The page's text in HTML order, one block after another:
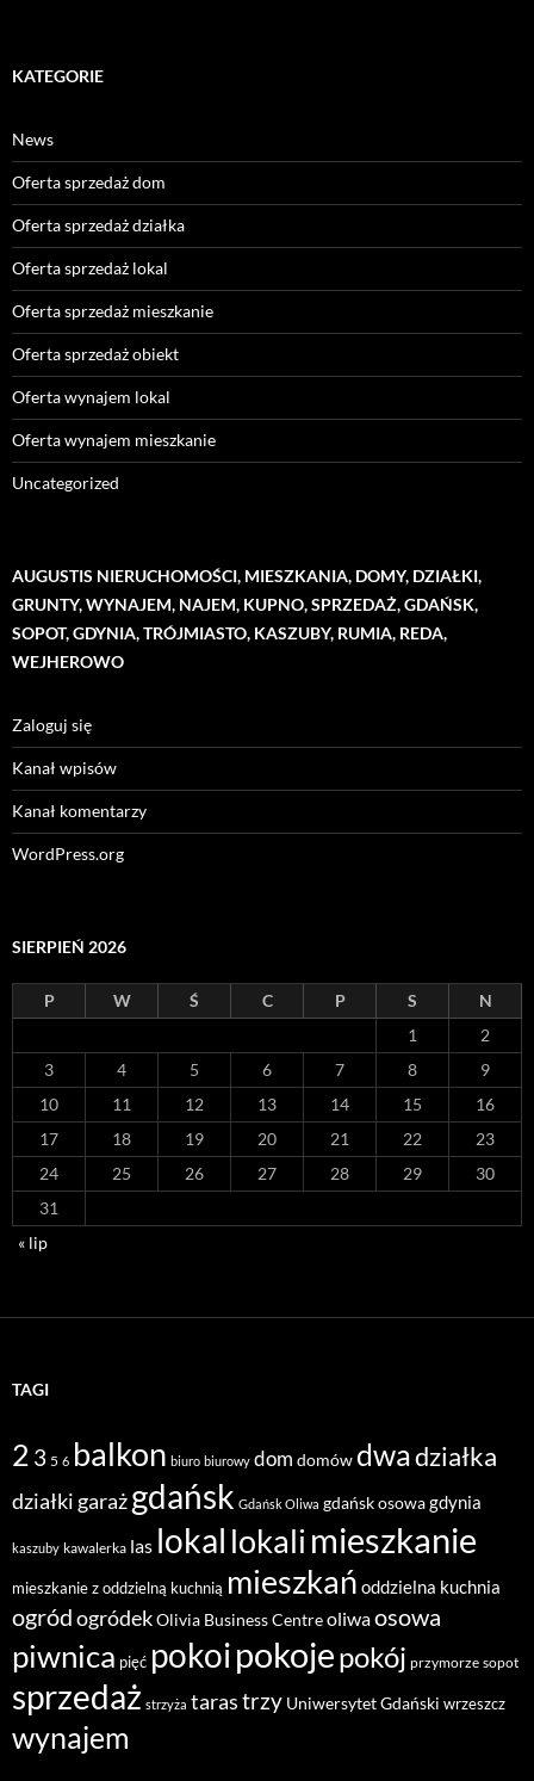
KATEGORIE
News
Oferta sprzedaż dom
Oferta sprzedaż działka
Oferta sprzedaż lokal
Oferta sprzedaż mieszkanie
Oferta sprzedaż obiekt
Oferta wynajem lokal
Oferta wynajem mieszkanie
Uncategorized
AUGUSTIS NIERUCHOMOŚCI, MIESZKANIA, DOMY, DZIAŁKI,
GRUNTY, WYNAJEM, NAJEM, KUPNO, SPRZEDAŻ, GDAŃSK,
SOPOT, GDYNIA, TRÓJMIASTO, KASZUBY, RUMIA, REDA,
WEJHEROWO
Zaloguj się
Kanał wpisów
Kanał komentarzy
WordPress.org
SIERPIEŃ 2026
P W Ś C P S
N
1
2
3
4 5 6 7 8
9
10
11 12 13 14 15
16
17
18 19 20 21 22
23
24
25 26 27 28 29
30
31
« lip
TAGI
2 3 5 6 balkon biuro biurowy dom domów dwadziałka
działki garażgdańsk Gdańsk Oliwa gdańsk osowagdynia
kaszuby kawalerka las lokal lokalimieszkanie
mieszkanie z oddzielną kuchnią mieszkań oddzielna kuchnia
ogródogródekOlivia Business Centreoliwaosowa
piwnica pięć pokoipokojepokój przymorze sopot
sprzedaż strzyża tarastrzy Uniwersytet Gdański wrzeszcz
wynajem